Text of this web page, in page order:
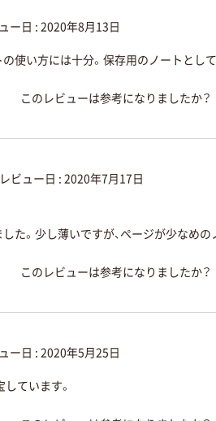
ー日 :2020年8月13日
使い方には十分。保存用のノートとし
このレビューは参考になりましたか？
レビュー日 : 2020年7月17日
。少し薄いですが、ページが少なめの
このレビューは参考になりましたか？
ー日 :2020年5月25日
ています。